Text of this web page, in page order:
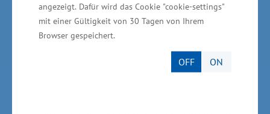
angezeigt. Dafür wird das Cookie "cookie-settings"
mit einer Gültigkeit von 30 Tagen von Ihrem
Browser gespeichert.
OFF ON
BioCon Valley®GmbH
Landesförderinstitut Mecklenburg-Vorpommern
TBI Technologie-Beratungs-Institut GmbH